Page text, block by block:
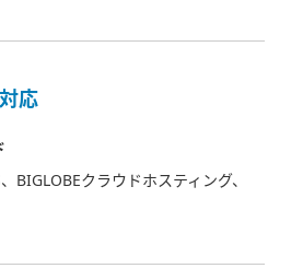
応
BIGLOBEクラウドホスティング、